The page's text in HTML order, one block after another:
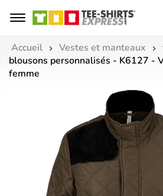
Accueil Vestes et manteaux
blousons personnalisés - K6127 -
femme